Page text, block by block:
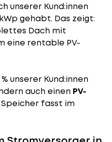
unserer Kund:innen
gehabt. Das zeigt:
Dach mit
eine rentable PV-
unserer Kund:innen
auch einen PV-
fasst im